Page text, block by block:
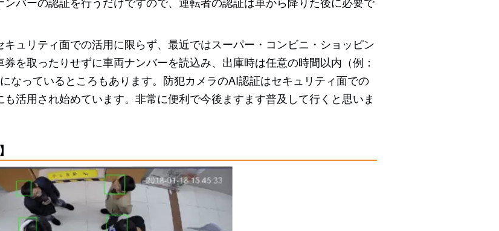
ュリティ面での活用に限らず、最近ではスーパー・コンビニ・ショッピン
を取ったりせずに車両ナンバーを読込み、出庫時は任意の時間以内（例：
なっているところもあります。防犯カメラのAI認証はセキュリティ面での
活用され始めています。非常に便利で今後ますます普及して行くと思いま